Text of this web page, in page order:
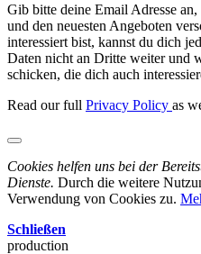
Gib bitte deine Email Adresse
und den neuesten Angeboten
interessiert bist, kannst du dich
Daten nicht an Dritte weiter und
schicken, die dich auch
Read our full Privacy Policy as
Cookies helfen uns bei der
Dienste. Durch die weitere
Verwendung von Cookies zu.
Schließen
production